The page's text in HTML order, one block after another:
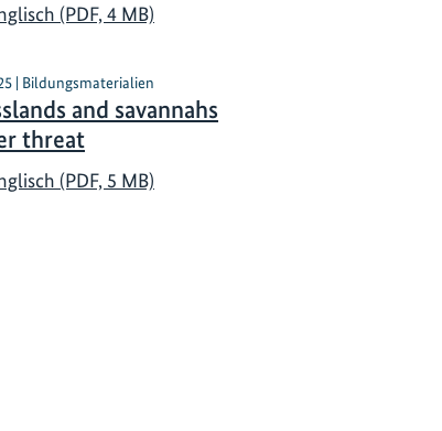
(PDF, 4 MB)
| Bildungsmaterialien
and savannahs
threat
(PDF, 5 MB)